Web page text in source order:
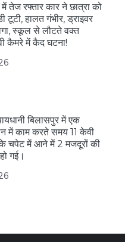
में तेज रफ्तार कार ने छात्रा को
टूटी, हालत गंभीर, ड्राइवर
स्कूल से लौटते वक्त
कैमरे में कैद घटना!
बिलासपुर में एक
में काम करते समय 11 केवी
चपेट में आने में 2 मजदूरों की
गई।